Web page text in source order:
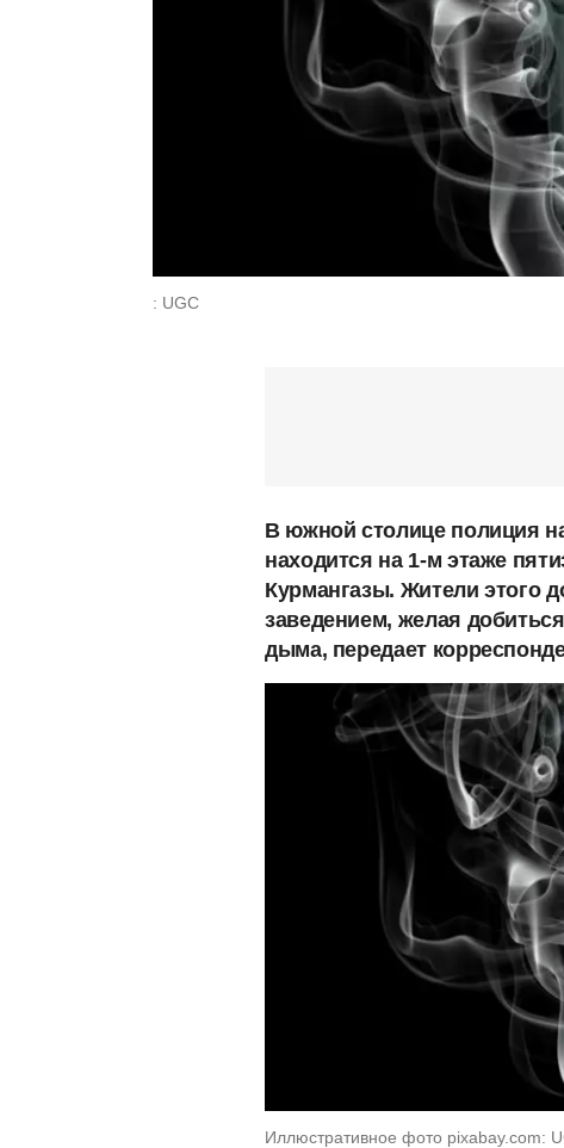
: UGC
В южной столице полиция
находится на 1-м этаже
Курмангазы. Жители этого
заведением, желая
дыма, передает
Иллюстративное фото pixabay.com: